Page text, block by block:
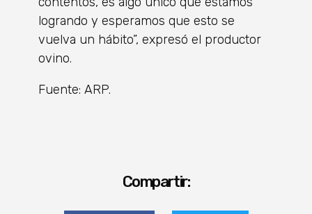
logrando y esperamos que esto se
vuelva un hábito”, expresó el productor
ovino.
Fuente: ARP.
Compartir: